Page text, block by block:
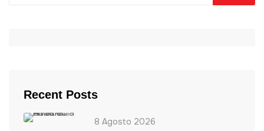
Recent Posts
8 Agosto 2026